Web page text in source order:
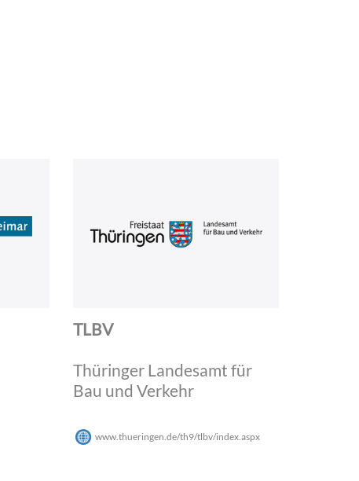
TLBV
Thüringer Landesamt für
Bau und Verkehr
www.thueringen.de/th9/tlbv/index.aspx